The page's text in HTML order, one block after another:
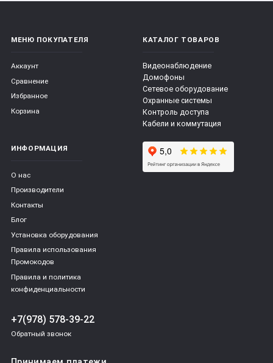
МЕНЮ ПОКУПАТЕЛЯ
Аккаунт
Сравнение
Избранное
Корзина
КАТАЛОГ ТОВАРОВ
Видеонаблюдение
Домофоны
Сетевое оборудование
Охранные системы
Контроль доступа
Кабели и коммутация
ИНФОРМАЦИЯ
О нас
Производители
Контакты
Блог
Установка оборудования
Правила использования
Промокодов
Правила и политика
конфиденциальности
+7(978) 578-39-22
Обратный звонок